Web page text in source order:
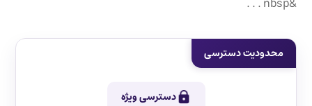
محدودیت دسترسی
دسترسی ویژه